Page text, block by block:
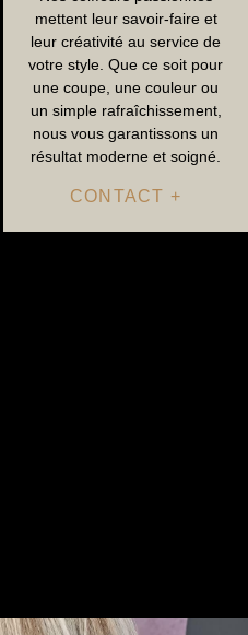
mettent leur savoir-faire et
leur créativité au service de
votre style. Que ce soit pour
une coupe, une couleur ou
un simple rafraîchissement,
nous vous garantissons un
résultat moderne et soigné.
CONTACT +